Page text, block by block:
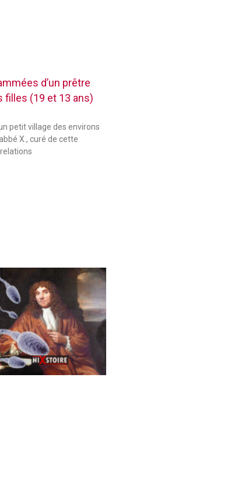
d’un prêtre
filles (19 et 13 ans)
petit village des environs
X., curé de cette